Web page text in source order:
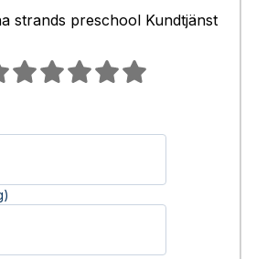
strands preschool Kundtjänst